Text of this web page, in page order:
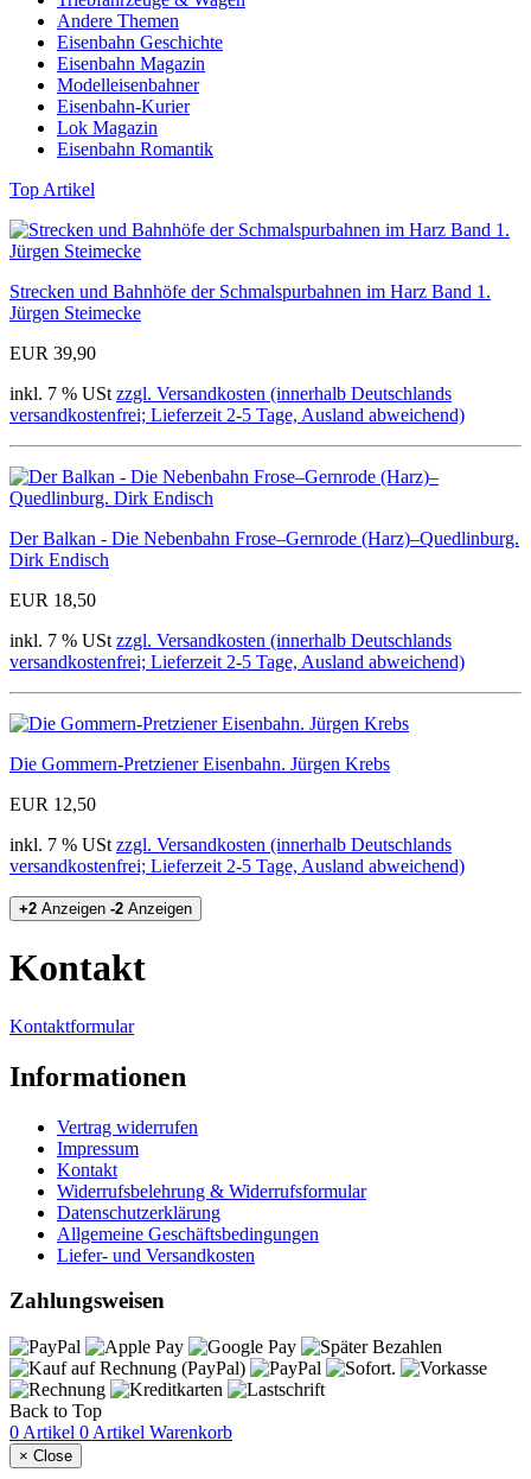
Andere Themen
Eisenbahn Geschichte
Eisenbahn Magazin
Modelleisenbahner
Eisenbahn-Kurier
Lok Magazin
Eisenbahn Romantik
Top Artikel
Strecken und Bahnhöfe der Schmalspurbahnen im Harz Band 1.
Jürgen Steimecke
EUR 39,90
inkl. 7 % USt zzgl. Versandkosten (innerhalb Deutschlands
versandkostenfrei; Lieferzeit 2-5 Tage, Ausland abweichend)
Der Balkan - Die Nebenbahn Frose–Gernrode (Harz)–Quedlinburg.
Dirk Endisch
EUR 18,50
inkl. 7 % USt zzgl. Versandkosten (innerhalb Deutschlands
versandkostenfrei; Lieferzeit 2-5 Tage, Ausland abweichend)
Die Gommern-Pretziener Eisenbahn. Jürgen Krebs
EUR 12,50
inkl. 7 % USt zzgl. Versandkosten (innerhalb Deutschlands
versandkostenfrei; Lieferzeit 2-5 Tage, Ausland abweichend)
+2 Anzeigen -2 Anzeigen
Kontakt
Kontaktformular
Informationen
Vertrag widerrufen
Impressum
Kontakt
Widerrufsbelehrung & Widerrufsformular
Datenschutzerklärung
Allgemeine Geschäftsbedingungen
Liefer- und Versandkosten
Zahlungsweisen
Back to Top
0 Artikel 0 Artikel Warenkorb
× Close